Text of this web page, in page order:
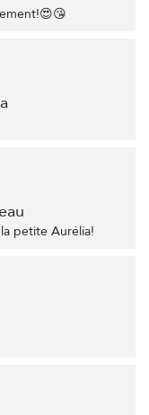
petite Aurélia!